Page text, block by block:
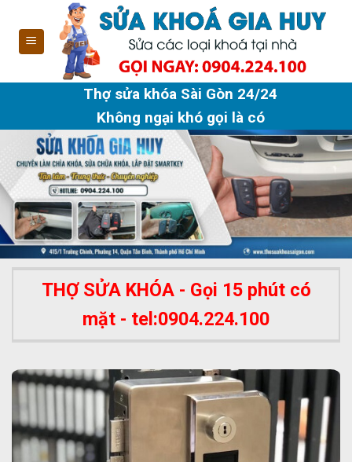
content
Thợ sửa khóa Sài Gòn 24/24
Không ngại khó gọi là có
THỢ SỬA KHÓA - Gọi 15 phút có
mặt - tel:0904.224.100